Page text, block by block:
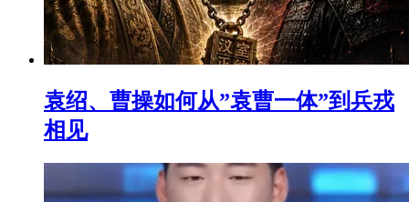
袁绍、曹操如何从”袁曹一体”到兵戎
相见